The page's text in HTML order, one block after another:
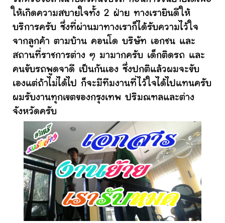
ให้เกิดความสบายใจทั้ง 2 ฝ่าย ทางเรายินดีให้
บริการครับ ซึ่งที่ผ่านมาทางเราก็ได้รับความไว้ใจ
จากลูกค้า ตามบ้าน คอนโด บริษัท เอกชน และ
สถานที่ราชการต่าง ๆ มามากครับ เด็กติดรถ และ
คนขับรถพูดจาดี เป็นกันเอง ซึ่งปกติแล้วผมจะขับ
เองแต่ถ้าไม่ได้ไป ก็จะมีทีมงานที่ไว้ใจได้ไปแทนครับ
ผมรับงานทุกเขตของกรุงเทพ ปริมณฑลและต่าง
จังหวัดครับ